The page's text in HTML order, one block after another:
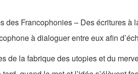
des Francophonies – Des écritures à
à dialoguer entre eux afin
de la fabrique des utopies et du